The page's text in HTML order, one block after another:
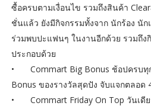
ซื้อครบตามเงื่อนไข รวมถึงสินค้า
ชั่นแล้ว ยังมีกิจกรรมทั้งจาก นักร้อง นั
ร่วมพบปะแฟนๆ ในงานอีกด้วย รวมถึง
ประกอบด้วย
•
Commart Big Bonus ช้อปครบ
Bonus ของรางวัลสุดปัง จับแจกตลอด
•
Commart Friday On Top วันเ